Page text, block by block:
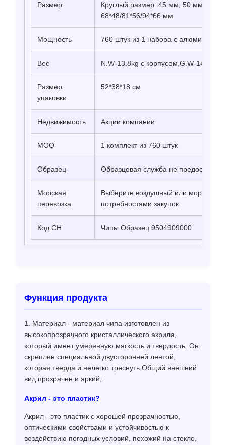
Размер
Круглый размер: 45 мм, 50 мм, 55
68*48/81*56/94*66 мм
Мощность 760 штук из 1 набора с
Вес N.W-13.8kg с корпусом,G.W-14.0kg с
Размер
упаковки
52*38*18 см
Недвижимость Акции компании
MOQ 1 комплект из 760 штук
Образец Образцовая служба не
Морская
перевозка
Выберите воздушный или морской
потребностями закупок
Код СН Чипы Образец 9504909000
Функция продукта
1. Материал - материал чипа изготовлен из
высокопрозрачного кристаллического акрила,
который имеет умеренную мягкость и твердость. Он
скреплен специальной двусторонней лентой,
которая тверда и нелегко треснуть.Общий внешний
вид прозрачен и яркий;
Акрил - это пластик?
Акрил - это пластик с хорошей прозрачностью,
оптическими свойствами и устойчивостью к
воздействию погодных условий, похожий на стекло,